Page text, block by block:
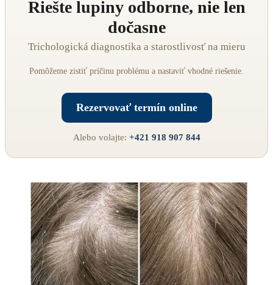
Riešte lupiny odborne, nie len
dočasne
Trichologická diagnostika a starostlivosť na mieru
Pomôžeme zistiť príčinu problému a nastaviť vhodné riešenie.
Rezervovať termín online
Alebo volajte: +421 918 907 844